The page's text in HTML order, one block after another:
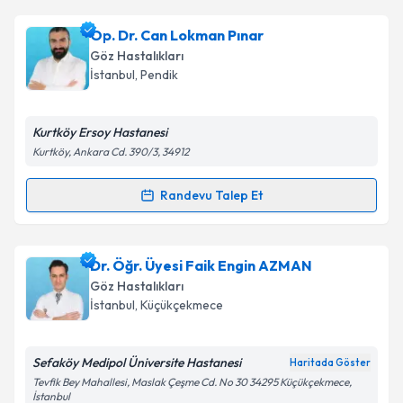
Takvim Talebini Gönder
Op. Dr. Mustafa Er için randevu takvimi talebi
oluşturun. Size bu uzmandan randevu almanız için bir
takvim hazırlandığında e-posta ile bilgilendireceğiz.
Kişisel verilerimin işlenmesine ilişkin
Metni'ni okudum ve kişisel verilerimin belirtilen
Takvim Talebini Gönder
Op. Dr. Can Lokman Pınar
Göz Hastalıkları
İstanbul, Pendik
Kurtköy Ersoy Hastanesi
Kurtköy, Ankara Cd. 390/3, 34912
Randevu Talep Et
Randevu Takvimi Talebi
Op. Dr. Can Lokman Pınariçin randevu takvimi
talebi oluşturun. Size bu uzmandan randevu almanız
için bir takvim hazırlandığında e-posta ile
bilgilendireceğiz.
E-posta Adresiniz
Dr. Öğr. Üyesi Faik Engin AZMAN
Göz Hastalıkları
İstanbul, Küçükçekmece
Sefaköy Medipol Üniversite Hastanesi Haritada Göster
Tevfik Bey Mahallesi, Maslak Çeşme Cd. No 30 34295 Küçükçekmece,
İstanbul